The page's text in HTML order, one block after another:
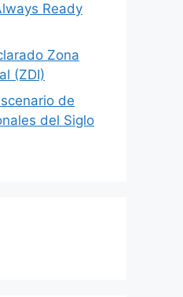
Ready
Zona
(ZDI)
de
del Siglo